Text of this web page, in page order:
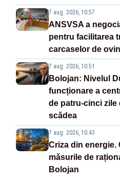
7 aug. 2026, 10:57
ANSVSA a
pentru facilitarea
carcaselor de
7 aug. 2026, 10:51
Bolojan: Nivelul
funcționare a
de patru-cinci zile
scădea
7 aug. 2026, 10:43
Criza din energie.
măsurile de
Bolojan